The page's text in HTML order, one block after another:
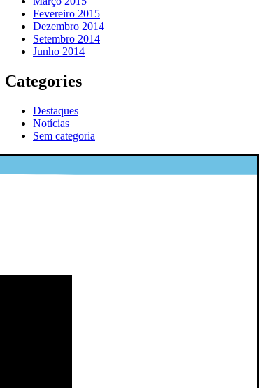
Fevereiro 2015
Dezembro 2014
Setembro 2014
Junho 2014
Categories
Destaques
Notícias
Sem categoria